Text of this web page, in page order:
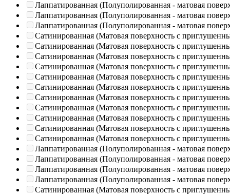
Лаппатированная (Полуполированная - матовая
Лаппатированная (Полуполированная - матовая
Лаппатированная (Полуполированная - матовая
Сатинированная (Матовая поверхность с
Сатинированная (Матовая поверхность с
Сатинированная (Матовая поверхность с
Сатинированная (Матовая поверхность с
Сатинированная (Матовая поверхность с
Сатинированная (Матовая поверхность с
Сатинированная (Матовая поверхность с
Сатинированная (Матовая поверхность с
Сатинированная (Матовая поверхность с
Сатинированная (Матовая поверхность с
Сатинированная (Матовая поверхность с
Лаппатированная (Полуполированная - матовая
Лаппатированная (Полуполированная - матовая
Лаппатированная (Полуполированная - матовая
Лаппатированная (Полуполированная - матовая
Сатинированная (Матовая поверхность с